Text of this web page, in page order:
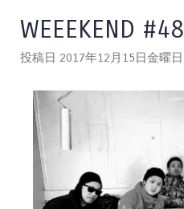
WEEEKEND #48
投稿日 2017年12月15日金曜日